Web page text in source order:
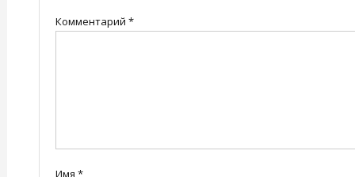
Комментарий *
Имя *